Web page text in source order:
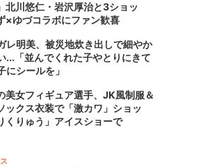
北川悠仁・岩沢厚治と3ショッ
×ゆづコラボにファン歓喜
レ明美、被災地炊き出しで細やか
...「並んでくれた子やとりにきて
にシールを」
美女フィギュア選手、JK風制服＆
ックス衣装で「激カワ」ショッ
くりゅう」アイスショーで